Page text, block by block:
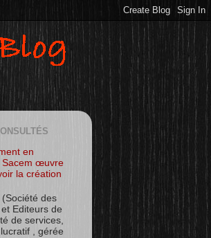
en
Sacem œuvre
la création
(Société des
Editeurs de
de services,
, gérée